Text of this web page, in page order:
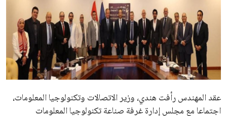
فن وثقافة
علوم وتكنولوجيا
المرأة والجمال
محافظات
عقد المهندس رأفت هندي، وزير الاتصالات وتكنولوجيا المعلومات،
اجتماعا مع مجلس إدارة غرفة صناعة تكنولوجيا المعلومات